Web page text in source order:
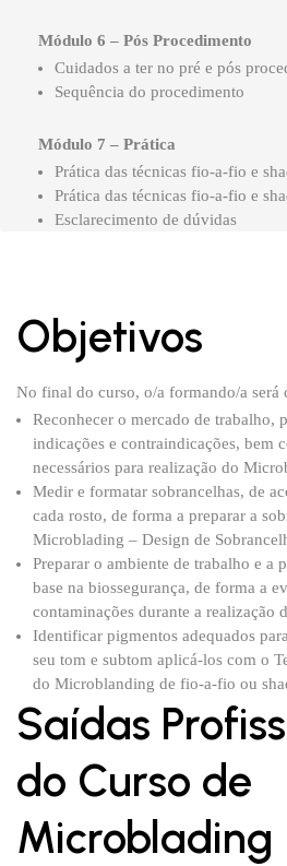
Módulo 6 – Pós Procedimento
Cuidados a ter no pré e pós
Sequência do procedimento
Módulo 7 – Prática
Prática das técnicas fio-a-fio e
Prática das técnicas fio-a-fio e
Esclarecimento de dúvidas
Objetivos
No final do curso, o/a formando/a será
Reconhecer o mercado de trabalho,
indicações e contraindicações, bem
necessários para realização do
Medir e formatar sobrancelhas, de
cada rosto, de forma a preparar a
Microblading – Design de
Preparar o ambiente de trabalho e a
base na biossegurança, de forma a
contaminações durante a realização
Identificar pigmentos adequados
seu tom e subtom aplicá-los com o
do Microblanding de fio-a-fio ou
Saídas
do Curso de
Microblading